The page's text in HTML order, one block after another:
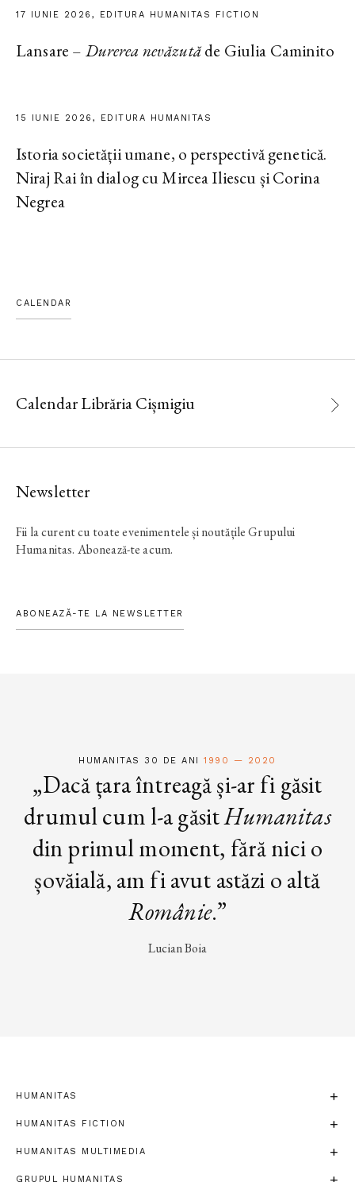
17 IUNIE 2026, EDITURA HUMANITAS FICTION
Lansare – Durerea nevăzutăde Giulia Caminito
15 IUNIE 2026, EDITURA HUMANITAS
Istoria societății umane, o perspectivă genetică.
Niraj Rai în dialog cu Mircea Iliescu și Corina
Negrea
CALENDAR
Calendar Librăria Cișmigiu
Newsletter
Fii la curent cu toate evenimentele și noutățile Grupului
Humanitas. Abonează-te acum.
ABONEAZĂ-TE LA NEWSLETTER
HUMANITAS 30 DE ANI1990 — 2020
„Dacă țara întreagă și-ar fi găsit
drumul cum l-a găsitHumanitas
din primul moment, fără nici o
șovăială, am fi avut astăzi o altă
Românie.”
Lucian Boia
HUMANITAS
HUMANITAS FICTION
HUMANITAS MULTIMEDIA
GRUPUL HUMANITAS